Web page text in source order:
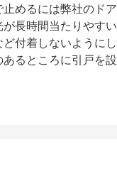
めるには弊社のド
長時間当たりやす
付着しないように
るところに引戸を